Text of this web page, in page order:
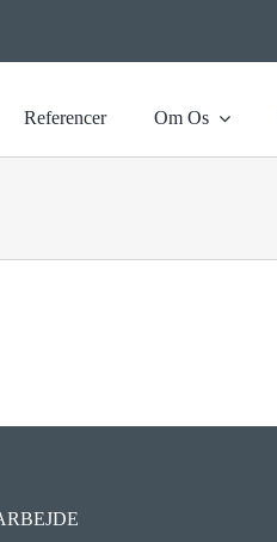
Referencer Om Os